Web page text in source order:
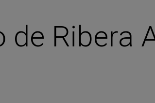
Ribera